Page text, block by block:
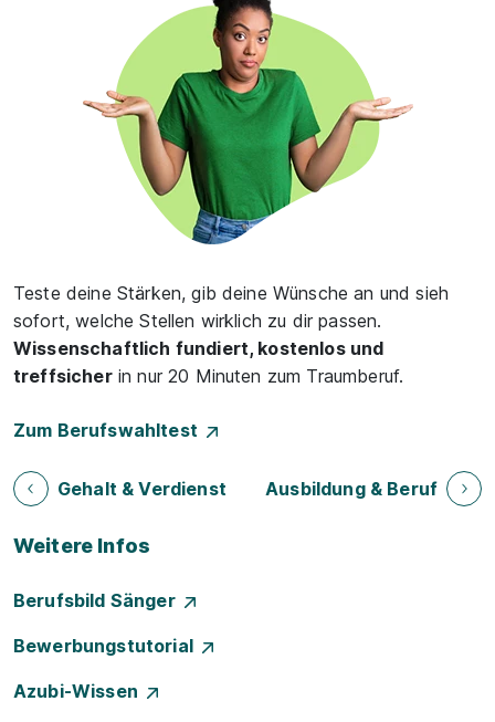
Teste deine Stärken, gib deine Wünsche an und sieh
sofort, welche Stellen wirklich zu dir passen.
Wissenschaftlich fundiert, kostenlos und
treffsicherin nur 20 Minuten zum Traumberuf.
Zum Berufswahltest
Gehalt & Verdienst Ausbildung & Beruf
Weitere Infos
Berufsbild Sänger
Bewerbungstutorial
Azubi-Wissen